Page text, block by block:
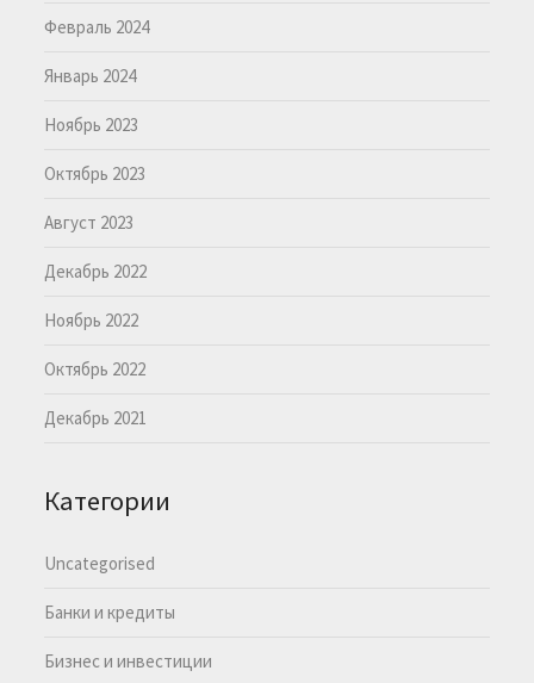
Февраль 2024
Январь 2024
Ноябрь 2023
Октябрь 2023
Август 2023
Декабрь 2022
Ноябрь 2022
Октябрь 2022
Декабрь 2021
Категории
Uncategorised
Банки и кредиты
Бизнес и инвестиции